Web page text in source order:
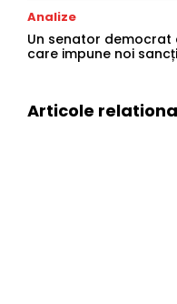
Analize
Un senator
care impune noi
Articole